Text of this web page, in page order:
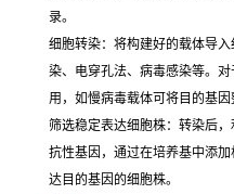
录。
细胞转染：将构建好的载体导
染、电穿孔法、病毒感染等。
用，如慢病毒载体可将目的基因
筛选稳定表达细胞株：转染后
抗性基因，通过在培养基中添
达目的基因的细胞株。